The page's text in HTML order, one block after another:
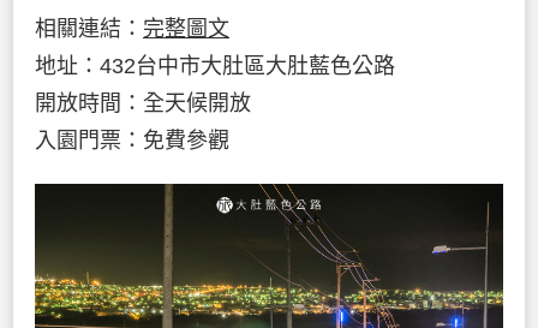
相關連結： 完整圖文
地址：432台中市大肚區大肚藍色公路
開放時間：全天候開放
入園門票：免費參觀